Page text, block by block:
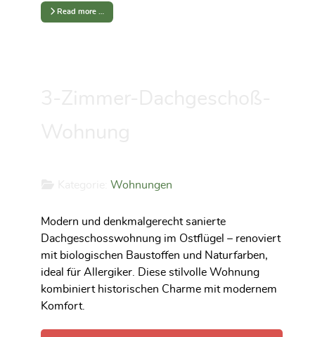
Read more …
Wohnungen
Modern und denkmalgerecht sanierte
Dachgeschosswohnung im Ostflügel – renoviert
mit biologischen Baustoffen und Naturfarben,
ideal für Allergiker. Diese stilvolle Wohnung
kombiniert historischen Charme mit modernem
Komfort.